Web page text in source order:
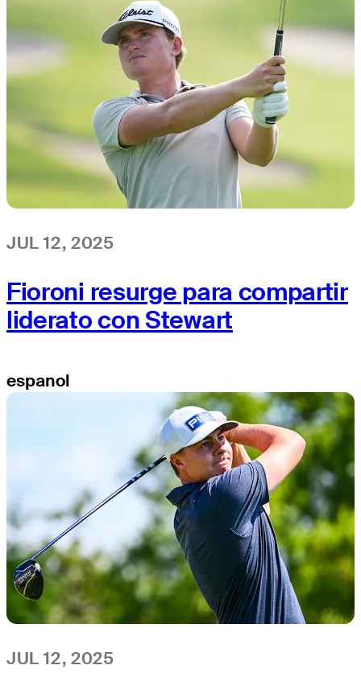
JUL 12, 2025
Fioroni resurge para compartir
liderato con Stewart
espanol
JUL 12, 2025